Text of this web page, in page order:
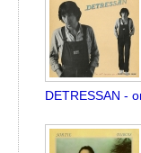
DETRESSAN -